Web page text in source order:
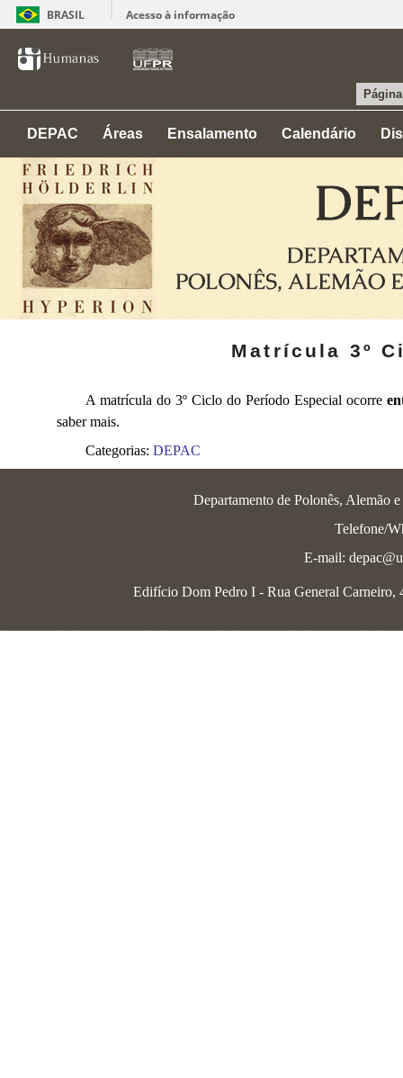
BRASIL Acesso à informação
DEPAC Áreas Ensalamento Calendário
Matrícula 3º
A matrícula do 3º Ciclo do Período Especial ocorre
saber mais.
Categorias: DEPAC
Departamento de Polonês, Alemão
Telefone/
E-mail:
Edifício Dom Pedro I - Rua General Carneiro,